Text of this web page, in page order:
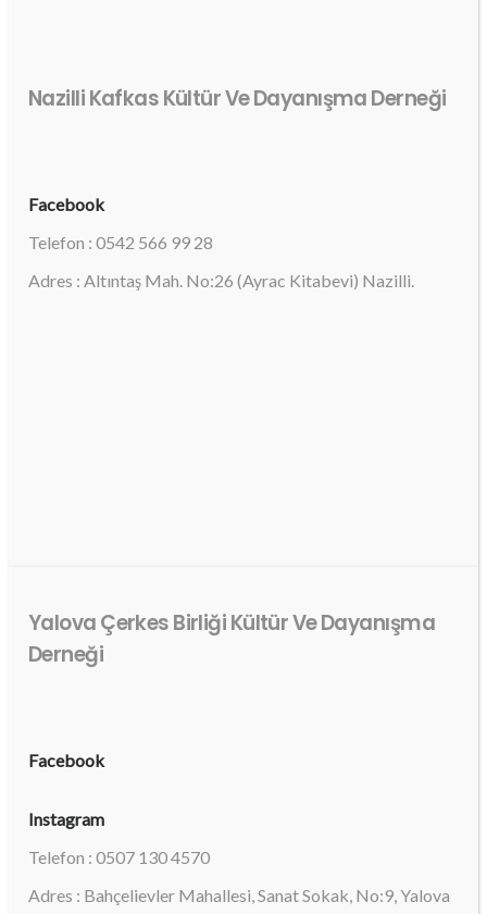
Nazilli Kafkas Kültür Ve Dayanışma Derneği
Facebook
Telefon : 0542 566 99 28
Adres : Altıntaş Mah. No:26 (Ayrac Kitabevi) Nazilli.
Yalova Çerkes Birliği Kültür Ve Dayanışma
Derneği
Facebook
Instagram
Telefon : 0507 130 4570
Adres : Bahçelievler Mahallesi, Sanat Sokak, No:9, Yalova